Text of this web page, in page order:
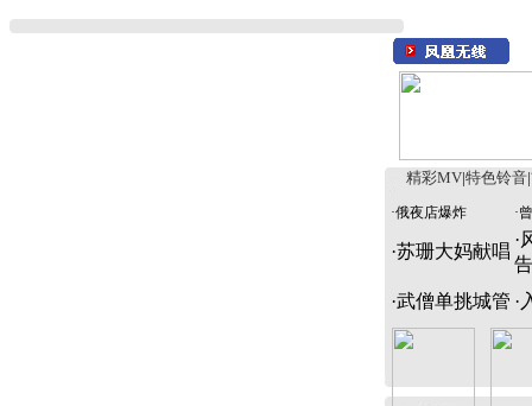
精彩MV 特色铃音
·俄夜店爆炸 ·
·苏珊大妈献唱
·
告
·武僧单挑城管 ·